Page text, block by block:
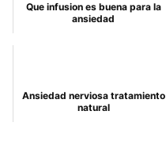
Que infusion es buena para la
ansiedad
Ansiedad nerviosa tratamiento
natural